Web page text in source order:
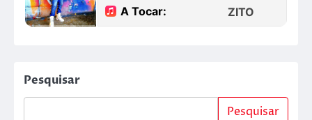
Pesquisar
Pesquisar